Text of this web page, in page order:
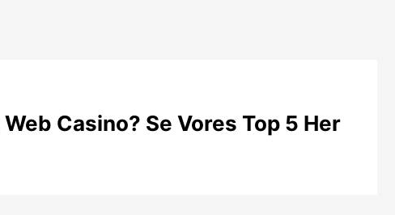
Casino? Se Vores Top 5 Her